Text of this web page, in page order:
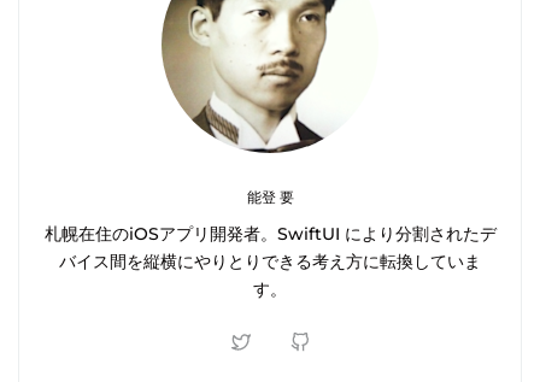
能登 要
札幌在住のiOSアプリ開発者。SwiftUI により分割されたデ
バイス間を縦横にやりとりできる考え方に転換していま
す。